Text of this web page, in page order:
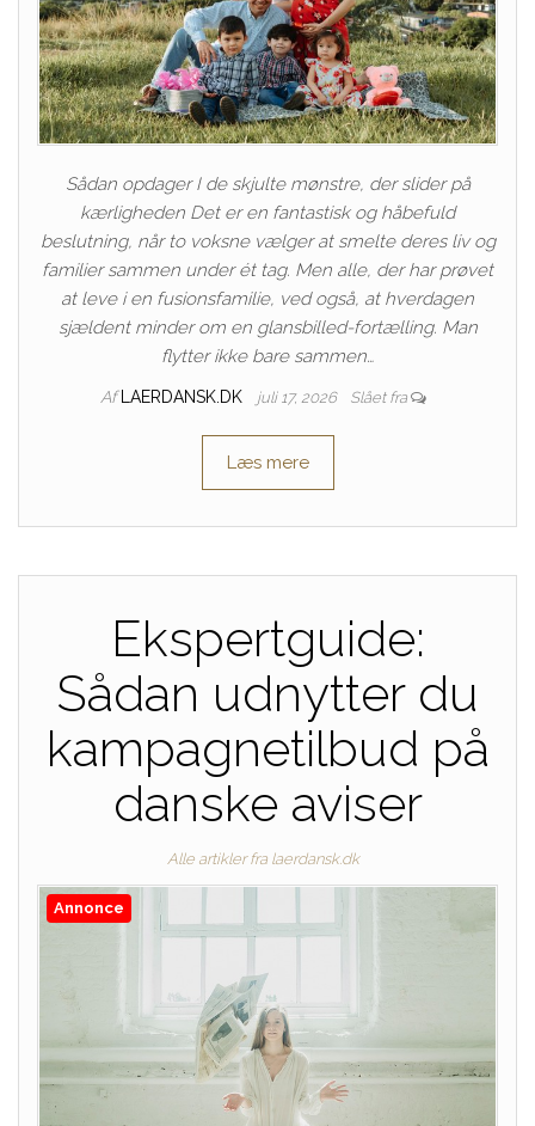
Sådan opdager I de skjulte mønstre, der slider på
kærligheden Det er en fantastisk og håbefuld
beslutning, når to voksne vælger at smelte deres liv og
familier sammen under ét tag. Men alle, der har prøvet
at leve i en fusionsfamilie, ved også, at hverdagen
sjældent minder om en glansbilled-fortælling. Man
flytter ikke bare sammen…
Af LAERDANSK.DK juli 17, 2026 Slået fra
Læs mere
Ekspertguide:
Sådan udnytter du
kampagnetilbud på
danske aviser
Alle artikler fra laerdansk.dk
Annonce